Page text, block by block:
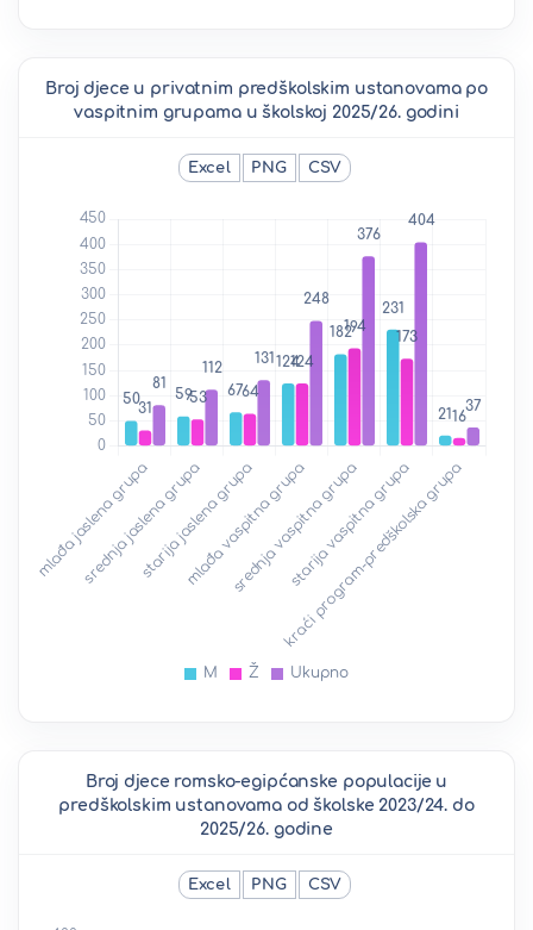
Broj djece u privatnim predškolskim ustanovama po
vaspitnim grupama u školskoj 2025/26. godini
Excel PNG CSV
Broj djece romsko-egipćanske populacije u
predškolskim ustanovama od školske 2023/24. do
2025/26. godine
Excel PNG CSV